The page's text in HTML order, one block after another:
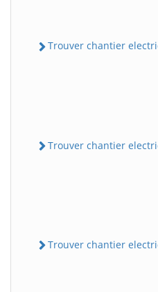
Trouver chantier
Trouver chantier
Trouver chantier